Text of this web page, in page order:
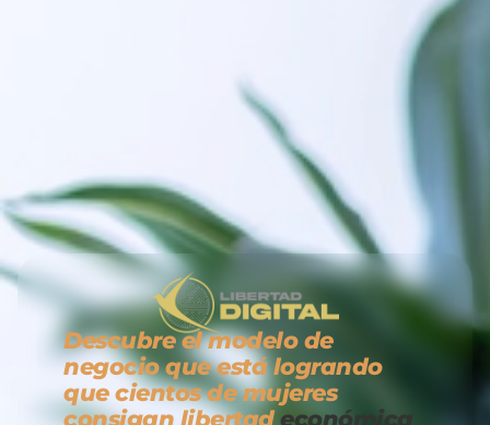
Descubre el modelo de
negocio que está logrando
que cientos de mujeres
consigan libertadeconómica